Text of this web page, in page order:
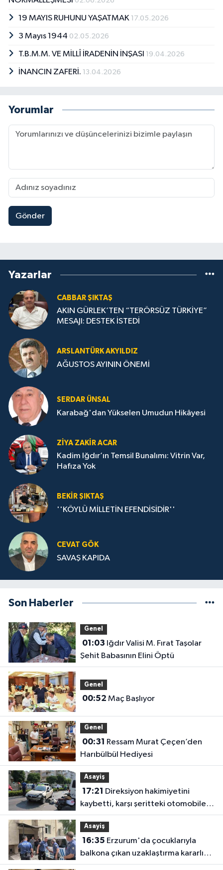
19 MAYIS RUHUNU YAŞATMAK 17.05.2026
3 Mayıs 1944 02.05.2026
T.B.M.M. VE MİLLÎ İRADENİN İNŞASI 19.04.2026
İNANCIN ZAFERİ. 13.04.2026
Yorumlar
Gönder
Yazarlar
CABBAR ŞIKTAŞ
AKIN GÜRLEK’TEN “TERÖRSÜZ TÜRKİYE”
MESAJI: DESTEK İSTEDİ
ARSLANTÜRK AKYILDIZ
AĞUSTOS AYININ ÖNEMİ
SERDAR ÜNSAL
Karabağ'dan Yükselen Umudun Hikâyesi
ZIYA ZAKIR ACAR
Kadim Iğdır’ın Temsil Bunalımı: Vitrin Var,
Hafıza Yok
BEKIR ŞIKTAŞ
''KÖYLÜ MİLLETİN EFENDİSİDİR''
CEVAT GÖK
SAVAŞ KAPIDA
Son Haberler
Genel
01:03
Şehit Babasının Elini Öptü
Genel
00:52 Maç Başlıyor
Genel
00:31
Harıbülbül Hediyesi
Asayiş
17:21
kaybetti, karşı şeritteki otomobile
çarptı
Asayiş
16:35
balkona çıkan uzaklaştırma kararlı
koca ikna edildi